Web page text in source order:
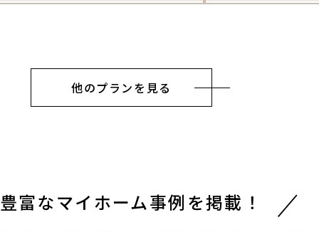
他のプランを見る
豊富なマイホーム事例を掲載！